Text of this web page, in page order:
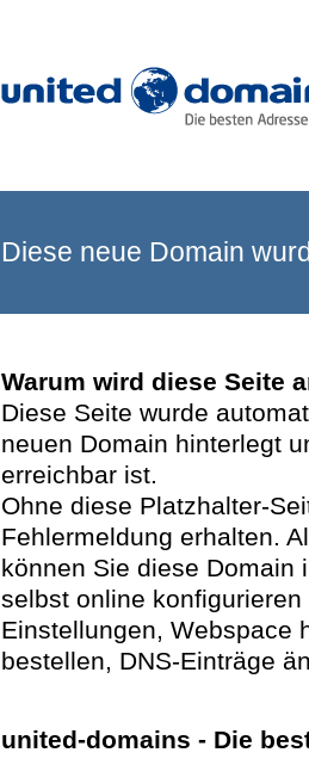
Diese neue Domain
Warum wird diese Seite
Diese Seite wurde
neuen Domain hinterlegt
erreichbar ist.
Ohne diese Platzhalter-
Fehlermeldung erhalten.
können Sie diese Domain
selbst online
Einstellungen, Webspace
bestellen, DNS-Einträge
united-domains - Die